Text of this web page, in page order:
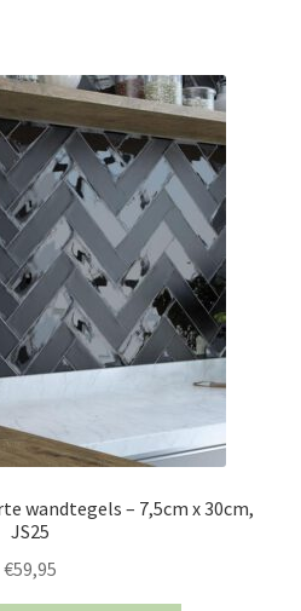
wandtegels – 7,5cm x 30cm,
JS25
€59,95